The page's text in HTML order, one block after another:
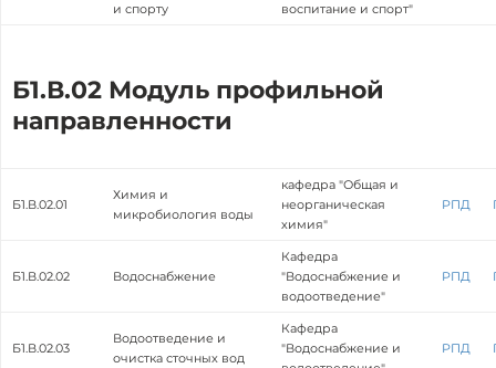
и спорту
воспитание и спорт"
Б1.В.02 Модуль профильной
направленности
Б1.В.02.01
Химия и
микробиология воды
кафедра "Общая и
неорганическая
химия"
РПД
Б1.В.02.02 Водоснабжение
Кафедра
"Водоснабжение и
водоотведение"
РПД
Б1.В.02.03
Водоотведение и
очистка сточных вод
Кафедра
"Водоснабжение и
РПД